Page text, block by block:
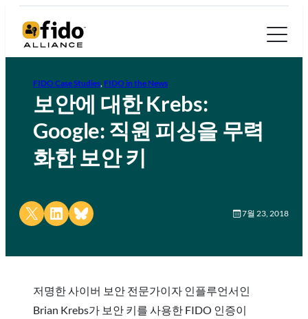
FIDO Case Studies FIDO in the News
보안에 대한 Krebs:
Google: 직원 피싱을 무력
화한 보안 키
Share on X Share on LinkedIn
Share on Bluesky 7월 23, 2018
저명한 사이버 보안 전문가이자 인플루언서인
Brian Krebs가 보안 키를 사용한 FIDO 인증이